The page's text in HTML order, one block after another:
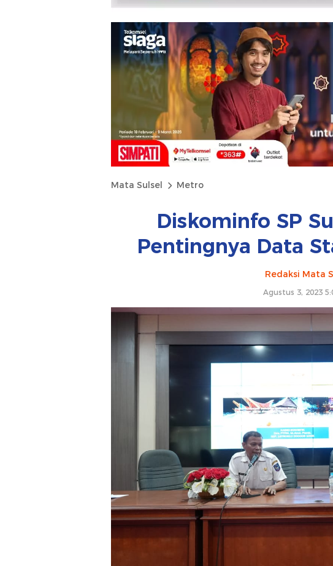
Mata Sulsel Metro
Diskominfo SP
Pentingnya Data
Redaksi Mata
Agustus 3, 2023